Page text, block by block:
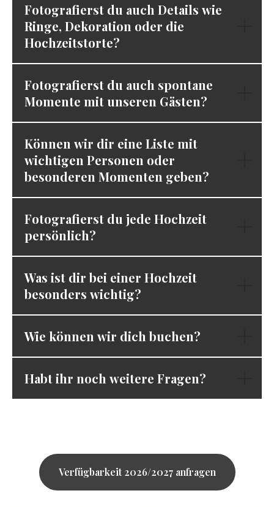
Fotografierst du auch Details wie
Ringe, Dekoration oder die
Hochzeitstorte?
Fotografierst du auch spontane
Momente mit unseren Gästen?
Können wir dir eine Liste mit
wichtigen Personen oder
besonderen Momenten geben?
Fotografierst du jede Hochzeit
persönlich?
Was ist dir bei einer Hochzeit
besonders wichtig?
Wie können wir dich buchen?
Habt ihr noch weitere Fragen?
Verfügbarkeit 2026/2027 anfragen